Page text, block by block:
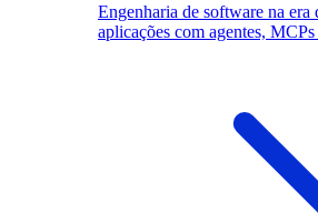
Engenharia de software na era
aplicações com agentes,